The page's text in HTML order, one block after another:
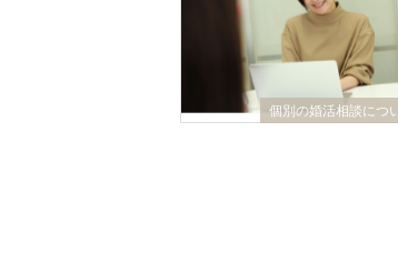
個別の婚活相談につ